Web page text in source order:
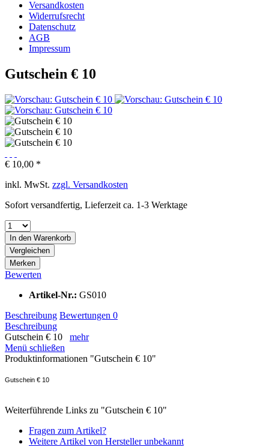
Versandkosten
Widerrufsrecht
Datenschutz
AGB
Impressum
Gutschein € 10
€ 10,00 *
inkl. MwSt. zzgl. Versandkosten
Sofort versandfertig, Lieferzeit ca. 1-3 Werktage
In den Warenkorb
Vergleichen
Merken
Bewerten
Artikel-Nr.: GS010
Beschreibung Bewertungen 0
Beschreibung
Gutschein € 10 mehr
Menü schließen
Produktinformationen "Gutschein € 10"
Gutschein € 10
Weiterführende Links zu "Gutschein € 10"
Fragen zum Artikel?
Weitere Artikel von Hersteller unbekannt